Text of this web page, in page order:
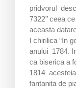
pridvorul
7322’’ ceea
aceasta
I chirilica “In
anului 1784.
ca biserica a
1814
fantanita de